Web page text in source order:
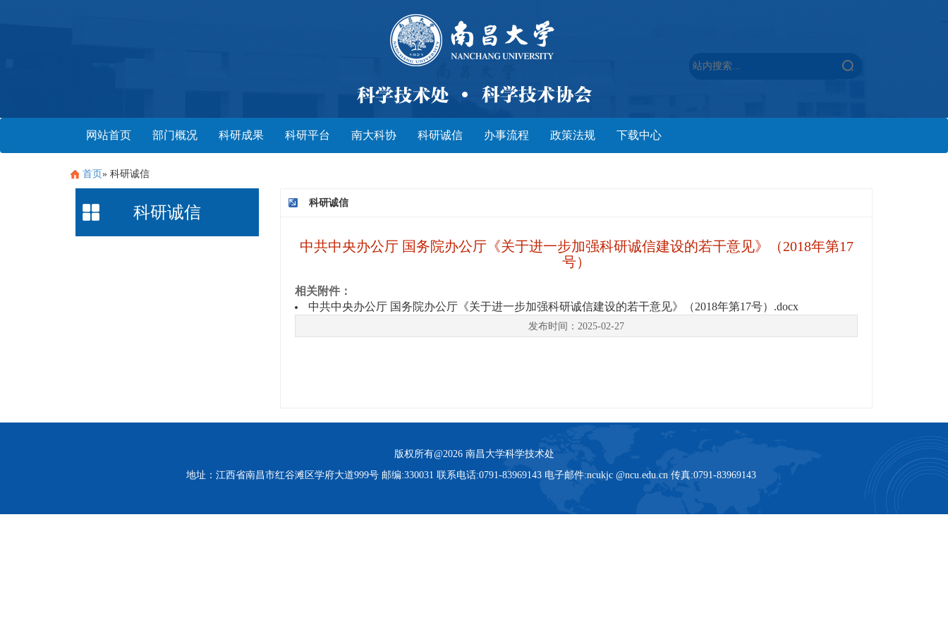
网站首页 部门概况 科研成果 科研平台 南大科协 科研诚信 办事流程 政策法规 下载中心
首页» 科研诚信
科研诚信
科研诚信
中共中央办公厅 国务院办公厅《关于进一步加强科研诚信建设的若干意见》（2018年第17
号）
相关附件：
中共中央办公厅 国务院办公厅《关于进一步加强科研诚信建设的若干意见》（2018年第17号）.docx
发布时间：2025-02-27
版权所有@2026 南昌大学科学技术处
地址：江西省南昌市红谷滩区学府大道999号 邮编:330031 联系电话:0791-83969143 电子邮件:ncukjc @ncu.edu.cn 传真:0791-83969143